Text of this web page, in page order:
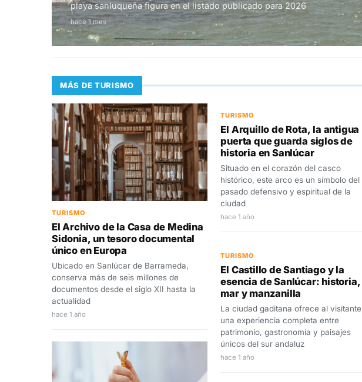
playa sanluqueña figura en el listado publicado para 2026
hace 1 mes
MÁS DE TURISMO
TURISMO
El Archivo de la Casa de Medina
Sidonia, un tesoro documental
único en Europa
Ubicado en Sanlúcar de Barrameda,
conserva más de seis millones de
documentos desde el siglo XII hasta la
actualidad
hace 1 año
TURISMO
El Arquillo de Rota, la antigua
puerta que guarda siglos de
historia en Sanlúcar
Situado en el corazón del casco
histórico, este arco es un símbolo del
pasado defensivo y espiritual de la
ciudad
hace 1 año
TURISMO
El Castillo de Santiago y la
esencia de Sanlúcar: historia,
mar y manzanilla
La ciudad gaditana ofrece al visitante
una experiencia completa entre
patrimonio, gastronomía y paisajes
únicos del sur andaluz
hace 1 año